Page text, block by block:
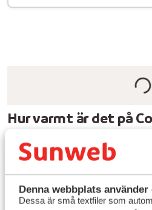
Denna webbplats använder
Dessa är små textfiler som
Hur varmt är det på
Vintern på Costa Blanca
Costa Blanca är därför ett
vintermånaderna erbjuder
milda temperaturer och ett